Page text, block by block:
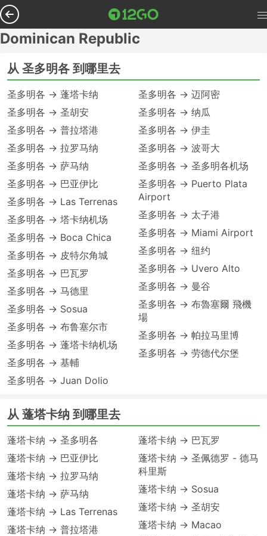
Dominican Republic
从 圣多明各 到哪里去
圣多明各 → 蓬塔卡纳
圣多明各 → 圣胡安
圣多明各 → 普拉塔港
圣多明各 → 拉罗马纳
圣多明各 → 萨马纳
圣多明各 → 巴亚伊比
圣多明各 → Las Terrenas
圣多明各 → 塔卡纳机场
圣多明各 → Boca Chica
圣多明各 → 皮特尔角城
圣多明各 → 巴瓦罗
圣多明各 → 马德里
圣多明各 → Sosua
圣多明各 → 布鲁塞尔市
圣多明各 → 蓬塔卡纳机场
圣多明各 → 基輔
圣多明各 → Juan Dolio
圣多明各 → 迈阿密
圣多明各 → 纳瓜
圣多明各 → 伊圭
圣多明各 → 波哥大
圣多明各 → 圣多明各机场
圣多明各 → Puerto Plata
Airport
圣多明各 → 太子港
圣多明各 → Miami Airport
圣多明各 → 纽约
圣多明各 → Uvero Alto
圣多明各 → 曼谷
圣多明各 → 布魯塞爾 飛機
場
圣多明各 → 帕拉马里博
圣多明各 → 劳德代尔堡
从 蓬塔卡纳 到哪里去
蓬塔卡纳 → 圣多明各
蓬塔卡纳 → 巴亚伊比
蓬塔卡纳 → 拉罗马纳
蓬塔卡纳 → 萨马纳
蓬塔卡纳 → Las Terrenas
蓬塔卡纳 → 普拉塔港
蓬塔卡纳 → 巴瓦罗
蓬塔卡纳 → 圣佩德罗 - 德马
科里斯
蓬塔卡纳 → Sosua
蓬塔卡纳 → 圣胡安
蓬塔卡纳 → Macao